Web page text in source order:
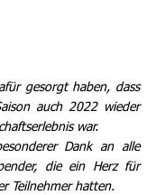
gesorgt haben, dass
auch 2022 wieder
war.
Dank an alle
die ein Herz für
Teilnehmer hatten.